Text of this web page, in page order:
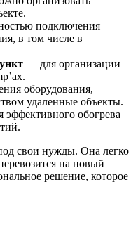
подключения
в том числе в
— для организации
оборудования,
удаленные объекты.
обогрева
свои нужды. Она легко
на новый
решение, которое